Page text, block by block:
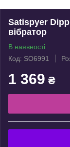
Satispyer
вібратор
В наявності
Код: SO6991
1 369 ₴